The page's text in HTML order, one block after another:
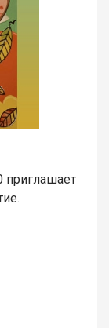
приглашает